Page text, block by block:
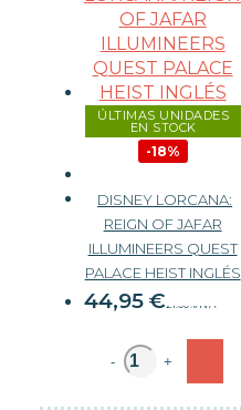
ÚLTIMAS UNIDADES
EN STOCK
-18%
DISNEY LORCANA:
REIGN OF JAFAR
ILLUMINEERS QUEST
PALACE HEIST INGLÉS
44,95 €21.00% IVA
54,99 €
- +